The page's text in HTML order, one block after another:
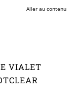
Aller au contenu
VIALET